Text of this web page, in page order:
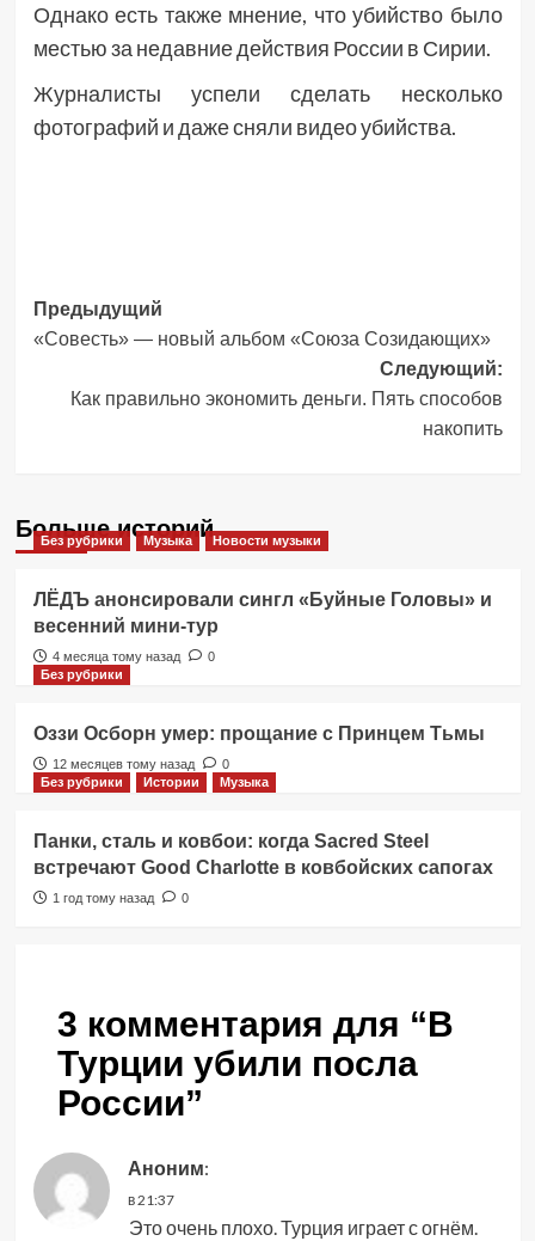
Однако есть также мнение, что убийство было
местью за недавние действия России в Сирии.
Журналисты успели сделать несколько
фотографий и даже сняли видео убийства.
Навигация
записи
Предыдущий
«Совесть» — новый альбом «Союза Созидающих»
Следующий:
Как правильно экономить деньги. Пять способов
накопить
Больше историй
Без рубрики Музыка Новости музыки
ЛЁДЪ анонсировали сингл «Буйные Головы» и
весенний мини-тур
4 месяца тому назад
0
Без рубрики
Оззи Осборн умер: прощание с Принцем Тьмы
12 месяцев тому назад
0
Без рубрики
Истории Музыка
Панки, сталь и ковбои: когда Sacred Steel
встречают Good Charlotte в ковбойских сапогах
1 год тому назад 0
3 комментария для “В
Турции убили посла
России”
Аноним:
в 21:37
Это очень плохо. Турция играет с огнём.